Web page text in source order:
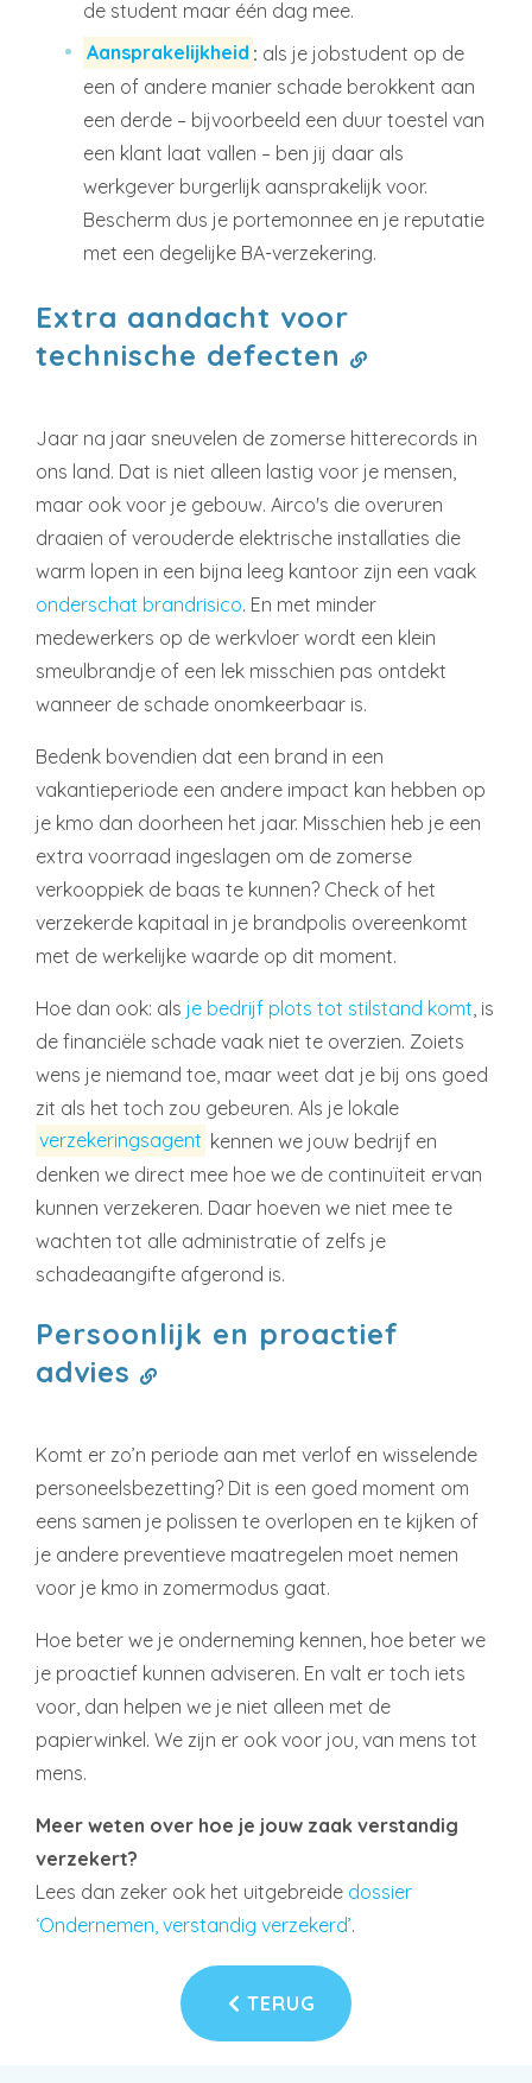
de student maar één dag mee.
Aansprakelijkheid : als je jobstudent op de
een of andere manier schade berokkent aan
een derde – bijvoorbeeld een duur toestel van
een klant laat vallen – ben jij daar als
werkgever burgerlijk aansprakelijk voor.
Bescherm dus je portemonnee en je reputatie
met een degelijke BA-verzekering.
Extra aandacht voor
technische defecten
Jaar na jaar sneuvelen de zomerse hitterecords in
ons land. Dat is niet alleen lastig voor je mensen,
maar ook voor je gebouw. Airco's die overuren
draaien of verouderde elektrische installaties die
warm lopen in een bijna leeg kantoor zijn een vaak
onderschat brandrisico. En met minder
medewerkers op de werkvloer wordt een klein
smeulbrandje of een lek misschien pas ontdekt
wanneer de schade onomkeerbaar is.
Bedenk bovendien dat een brand in een
vakantieperiode een andere impact kan hebben op
je kmo dan doorheen het jaar. Misschien heb je een
extra voorraad ingeslagen om de zomerse
verkooppiek de baas te kunnen? Check of het
verzekerde kapitaal in je brandpolis overeenkomt
met de werkelijke waarde op dit moment.
Hoe dan ook: als je bedrijf plots tot stilstand komt , is
de financiële schade vaak niet te overzien. Zoiets
wens je niemand toe, maar weet dat je bij ons goed
zit als het toch zou gebeuren. Als je lokale
verzekeringsagent kennen we jouw bedrijf en
denken we direct mee hoe we de continuïteit ervan
kunnen verzekeren. Daar hoeven we niet mee te
wachten tot alle administratie of zelfs je
schadeaangifte afgerond is.
Persoonlijk en proactief
advies
Komt er zo’n periode aan met verlof en wisselende
personeelsbezetting? Dit is een goed moment om
eens samen je polissen te overlopen en te kijken of
je andere preventieve maatregelen moet nemen
voor je kmo in zomermodus gaat.
Hoe beter we je onderneming kennen, hoe beter we
je proactief kunnen adviseren. En valt er toch iets
voor, dan helpen we je niet alleen met de
papierwinkel. We zijn er ook voor jou, van mens tot
mens.
Meer weten over hoe je jouw zaak verstandig
verzekert?
Lees dan zeker ook het uitgebreide dossier
‘Ondernemen, verstandig verzekerd’.
TERUG